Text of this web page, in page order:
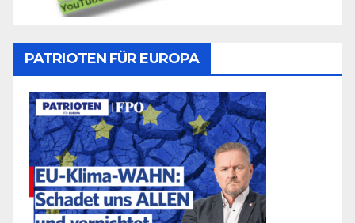
PATRIOTEN FÜR EUROPA